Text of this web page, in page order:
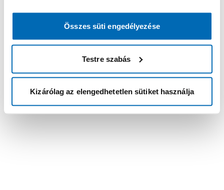
Összes süti engedélyezése
Testre szabás
Kizárólag az elengedhetetlen sütiket használja